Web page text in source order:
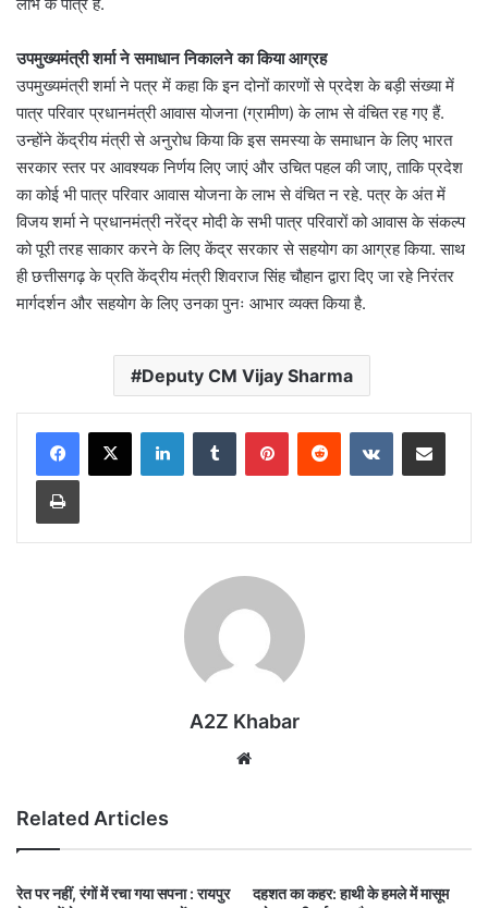
उपमुख्यमंत्री शर्मा ने समाधान निकालने का किया आग्रह
उपमुख्यमंत्री शर्मा ने पत्र में कहा कि इन दोनों कारणों से प्रदेश के बड़ी संख्या में
पात्र परिवार प्रधानमंत्री आवास योजना (ग्रामीण) के लाभ से वंचित रह गए हैं.
उन्होंने केंद्रीय मंत्री से अनुरोध किया कि इस समस्या के समाधान के लिए भारत
सरकार स्तर पर आवश्यक निर्णय लिए जाएं और उचित पहल की जाए, ताकि प्रदेश
का कोई भी पात्र परिवार आवास योजना के लाभ से वंचित न रहे. पत्र के अंत में
विजय शर्मा ने प्रधानमंत्री नरेंद्र मोदी के सभी पात्र परिवारों को आवास के संकल्प
को पूरी तरह साकार करने के लिए केंद्र सरकार से सहयोग का आग्रह किया. साथ
ही छत्तीसगढ़ के प्रति केंद्रीय मंत्री शिवराज सिंह चौहान द्वारा दिए जा रहे निरंतर
मार्गदर्शन और सहयोग के लिए उनका पुनः आभार व्यक्त किया है.
Deputy CM Vijay Sharma
LinkedInTumblr PinterestReddit VKontakteShare via Email
Print
A2Z Khabar
Related Articles
रेत पर नहीं, रंगों में रचा गया सपना : रायपुर
दहशत का कहर: हाथी के हमले में मासूम